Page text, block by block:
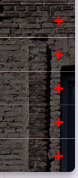
кг/л.